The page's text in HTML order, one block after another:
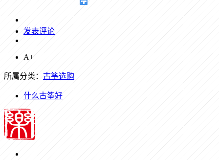
发表评论
A+
所属分类： 古筝选购
什么古筝好